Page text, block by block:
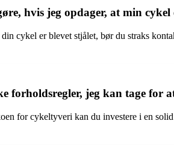
hvis jeg opdager, at min cykel
cykel er blevet stjålet, bør du straks
forholdsregler, jeg kan tage for
for cykeltyveri kan du investere i en